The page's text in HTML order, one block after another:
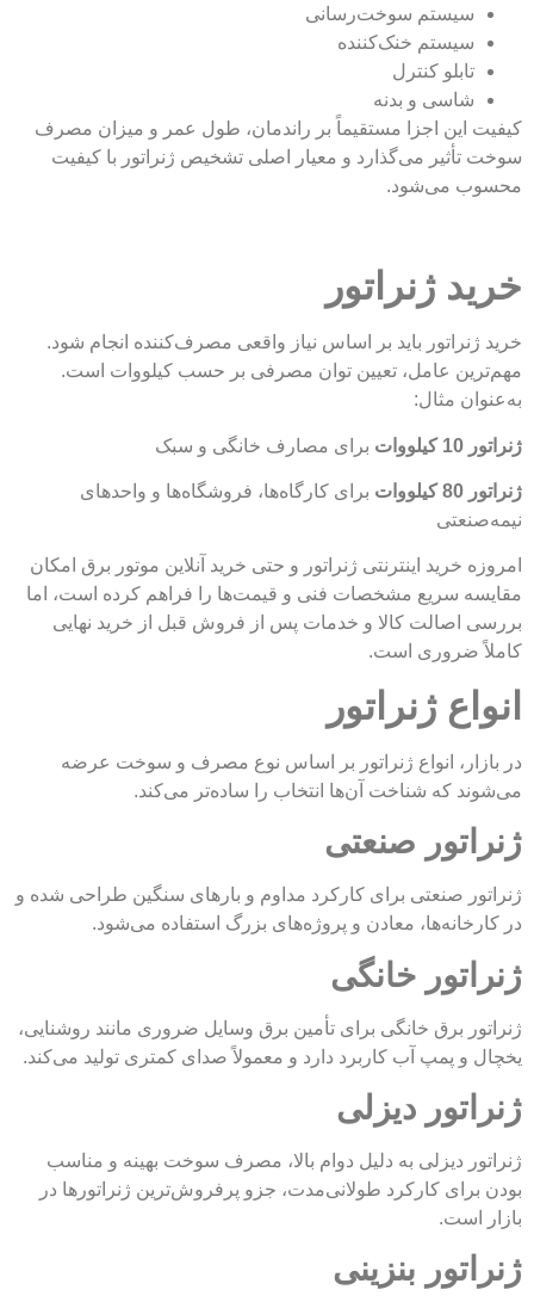
سوخت‌رسانی
خنک‌کننده
کنترل
و بدنه
اجزا مستقیماً بر راندمان، طول عمر و میزان مصرف
می‌گذارد و معیار اصلی تشخیص ژنراتور با کیفیت
می‌شود.
ژنراتور
باید بر اساس نیاز واقعی مصرف‌کننده انجام شود.
عامل، تعیین توان مصرفی بر حسب کیلووات است.
مثال:
برای مصارف خانگی و سبک
برای کارگاه‌ها، فروشگاه‌ها و واحدهای
اینترنتی ژنراتور و حتی خرید آنلاین موتور برق امکان
سریع مشخصات فنی و قیمت‌ها را فراهم کرده است، اما
کالا و خدمات پس از فروش قبل از خرید نهایی
است.
ژنراتور
انواع ژنراتور بر اساس نوع مصرف و سوخت عرضه
که شناخت آن‌ها انتخاب را ساده‌تر می‌کند.
صنعتی
صنعتی برای کارکرد مداوم و بارهای سنگین طراحی شده و
معادن و پروژه‌های بزرگ استفاده می‌شود.
خانگی
برق خانگی برای تأمین برق وسایل ضروری مانند روشنایی،
پمپ آب کاربرد دارد و معمولاً صدای کمتری تولید می‌کند.
دیزلی
دیزلی به دلیل دوام بالا، مصرف سوخت بهینه و مناسب
کارکرد طولانی‌مدت، جزو پرفروش‌ترین ژنراتورها در
بنزینی